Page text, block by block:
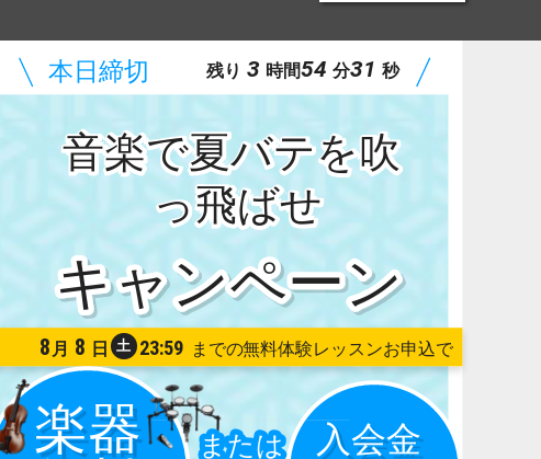
音楽で夏バテを吹
っ飛ばせ
8 月 8 日 土 23:59
残り 3 時間54 分30 秒